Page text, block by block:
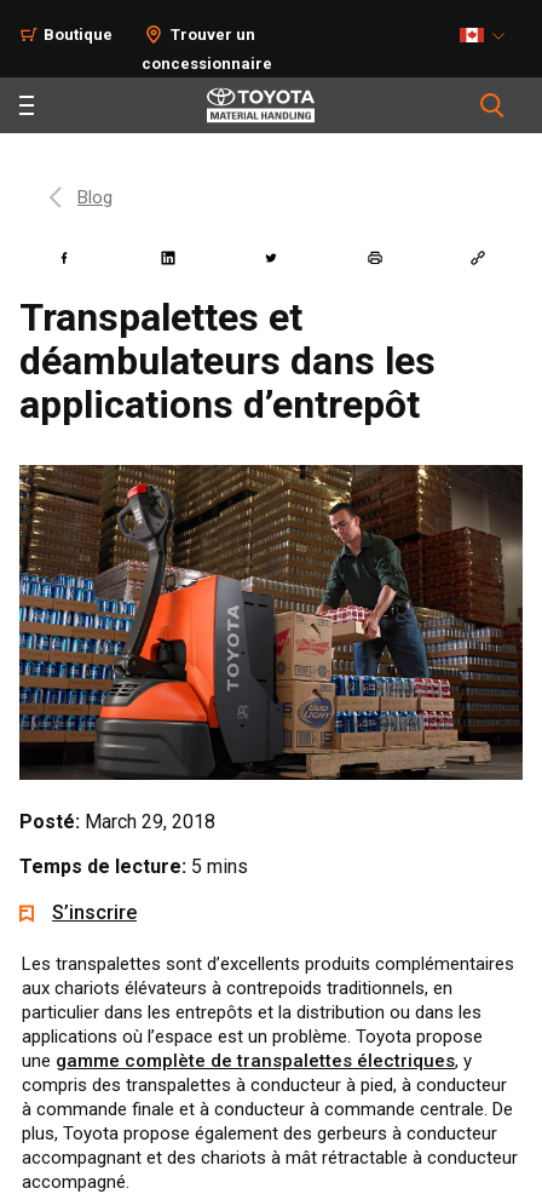
Boutique
Trouver un
concessionnaire
Blog
Transpalettes et
déambulateurs dans les
applications d’entrepôt
Posté: March 29, 2018
Temps de lecture: 5 mins
S’inscrire
Les transpalettes sont d’excellents produits complémentaires
aux chariots élévateurs à contrepoids traditionnels, en
particulier dans les entrepôts et la distribution ou dans les
applications où l’espace est un problème. Toyota propose
une gamme complète de transpalettes électriques, y
compris des transpalettes à conducteur à pied, à conducteur
à commande finale et à conducteur à commande centrale. De
plus, Toyota propose également des gerbeurs à conducteur
accompagnant et des chariots à mât rétractable à conducteur
accompagné.